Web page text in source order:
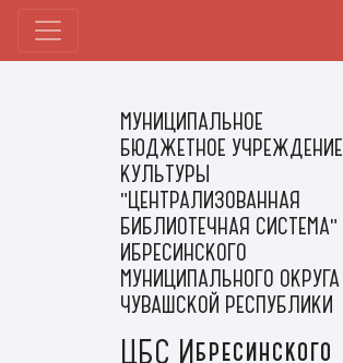
МУНИЦИПАЛЬНОЕ
БЮДЖЕТНОЕ УЧРЕЖДЕНИЕ
КУЛЬТУРЫ
"ЦЕНТРАЛИЗОВАННАЯ
БИБЛИОТЕЧНАЯ СИСТЕМА"
ИБРЕСИНСКОГО
МУНИЦИПАЛЬНОГО ОКРУГА
ЧУВАШСКОЙ РЕСПУБЛИКИ
ЦБС Ибресинского